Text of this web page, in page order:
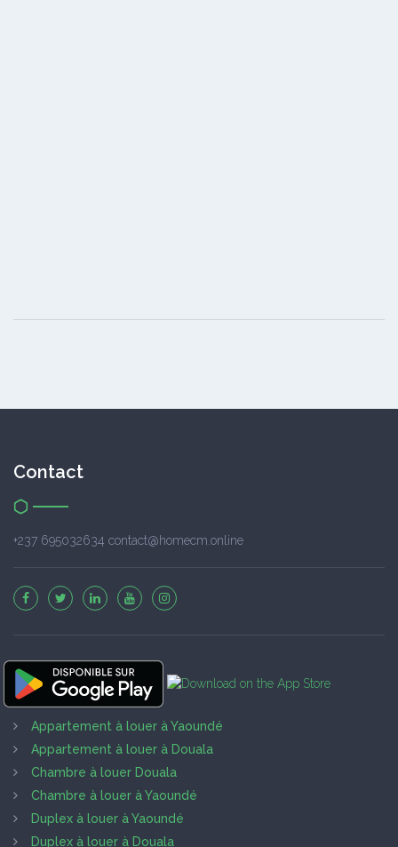
Contact
+237 695032634 contact@homecm.online
Appartement à louer à Yaoundé
Appartement à louer à Douala
Chambre à louer Douala
Chambre à louer à Yaoundé
Duplex à louer à Yaoundé
Duplex à louer à Douala